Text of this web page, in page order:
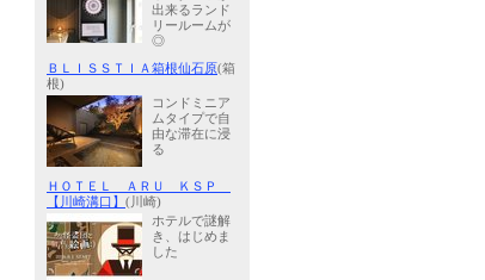
出来るランド
リールームが
◎
ＢＬＩＳＳＴＩＡ箱根仙石原(箱
根)
コンドミニア
ムタイプで自
由な滞在に浸
る
ＨＯＴＥＬ ＡＲＵ ＫＳＰ
【川崎溝口】 (川崎)
ホテルで謎解
き、はじめま
した